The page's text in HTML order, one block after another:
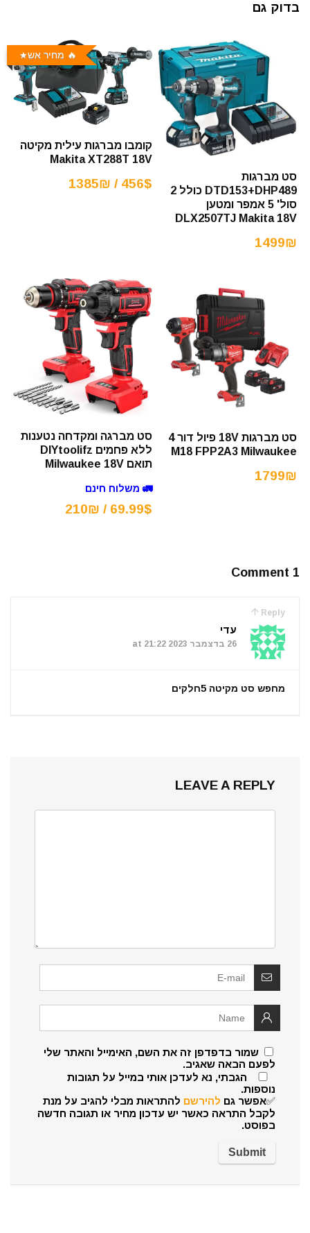
בדוק גם
סט מברגות
DTD153+DHP489 כולל 2
סול' 5 אמפר ומטען
DLX2507TJ Makita 18V
1499₪
🔥 מחיר אש
קומבו מברגות עילית מקיטה
Makita XT288T 18V
456$ / 1385₪
סט מברגות 18V פיול דור 4
M18 FPP2A3 Milwaukee
1799₪
סט מברגה ומקדחה נטענות
ללא פחמים DIYtoolifz
תואם Milwaukee 18V
🚛 משלוח חינם
69.99$ / 210₪
1 Comment
Reply
עדי
26 בדצמבר 2023 at 21:22
מחפש סט מקיטה 5חלקים
LEAVE A REPLY
שמור בדפדפן זה את השם, האימייל והאתר שלי
לפעם הבאה שאגיב.
הגבתי, נא לעדכן אותי במייל על תגובות
נוספות.
✅אפשר גם להירשם להתראות מבלי להגיב על מנת
לקבל התראה כאשר יש עדכון מחיר או תגובה חדשה
בפוסט.